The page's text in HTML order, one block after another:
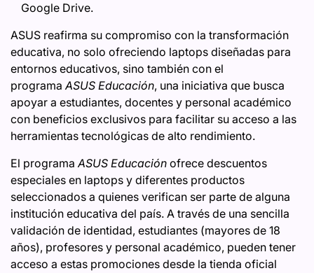
Google Drive.
ASUS reafirma su compromiso con la transformación
educativa, no solo ofreciendo laptops diseñadas para
entornos educativos, sino también con el
programaASUS Educación, una iniciativa que busca
apoyar a estudiantes, docentes y personal académico
con beneficios exclusivos para facilitar su acceso a las
herramientas tecnológicas de alto rendimiento.
El programaASUS Educación ofrece descuentos
especiales en laptops y diferentes productos
seleccionados a quienes verifican ser parte de alguna
institución educativa del país. A través de una sencilla
validación de identidad, estudiantes (mayores de 18
años), profesores y personal académico, pueden tener
acceso a estas promociones desde la tienda oficial